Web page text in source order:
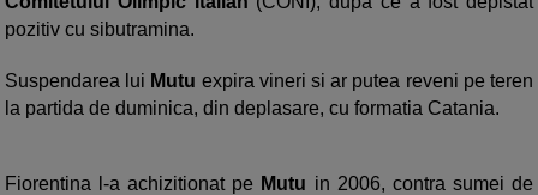
pozitiv cu sibutramina.
Suspendarea lui Mutu expira vineri si ar putea reveni pe teren
la partida de duminica, din deplasare, cu formatia Catania.
Fiorentina l-a achizitionat pe Mutu in 2006, contra sumei de